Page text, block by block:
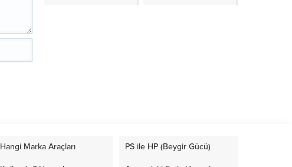
Hangi Marka Araçları PS ile HP (Beygir Gücü)